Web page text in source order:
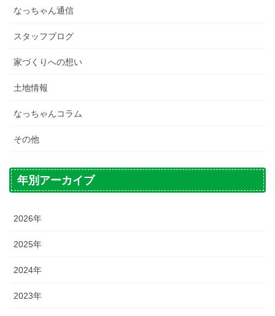
なっちゃん通信
スタッフブログ
家づくりへの想い
土地情報
なっちゃんコラム
その他
年別アーカイブ
2026年
2025年
2024年
2023年